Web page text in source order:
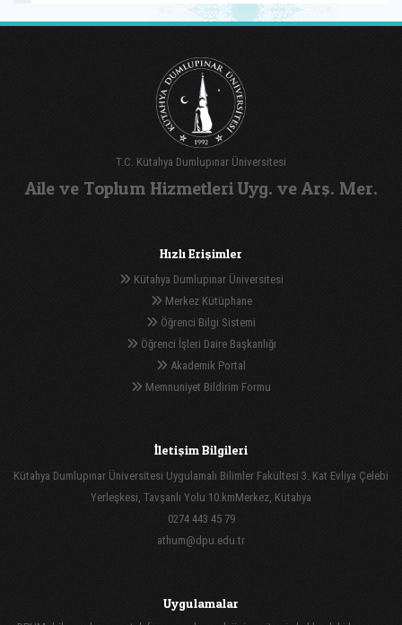
T.C. Kütahya Dumlupınar Üniversitesi
Aile ve Toplum Hizmetleri Uyg. ve Arş. Mer.
Hızlı Erişimler
Kütahya Dumlupınar Üniversitesi
Merkez Kütüphane
Öğrenci Bilgi Sistemi
Öğrenci İşleri Daire Başkanlığı
Akademik Portal
Memnuniyet Bildirim Formu
İletişim Bilgileri
Kütahya Dumlupınar Üniversitesi Uygulamalı Bilimler Fakültesi 3. Kat Evliya Çelebi
Yerleşkesi, Tavşanlı Yolu 10.kmMerkez, Kütahya
0274 443 45 79
athum@dpu.edu.tr
Uygulamalar